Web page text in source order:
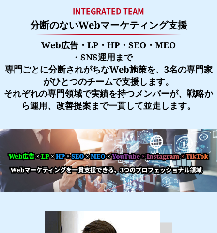
INTEGRATED TEAM
分断のないWebマーケティング支援
Web広告・LP・HP・SEO・MEO
・SNS運用まで──
専門ごとに分断されがちなWeb施策を、3名の専門家
がひとつのチームで支援します。
それぞれの専門領域で実績を持つメンバーが、戦略か
ら運用、改善提案まで一貫して並走します。